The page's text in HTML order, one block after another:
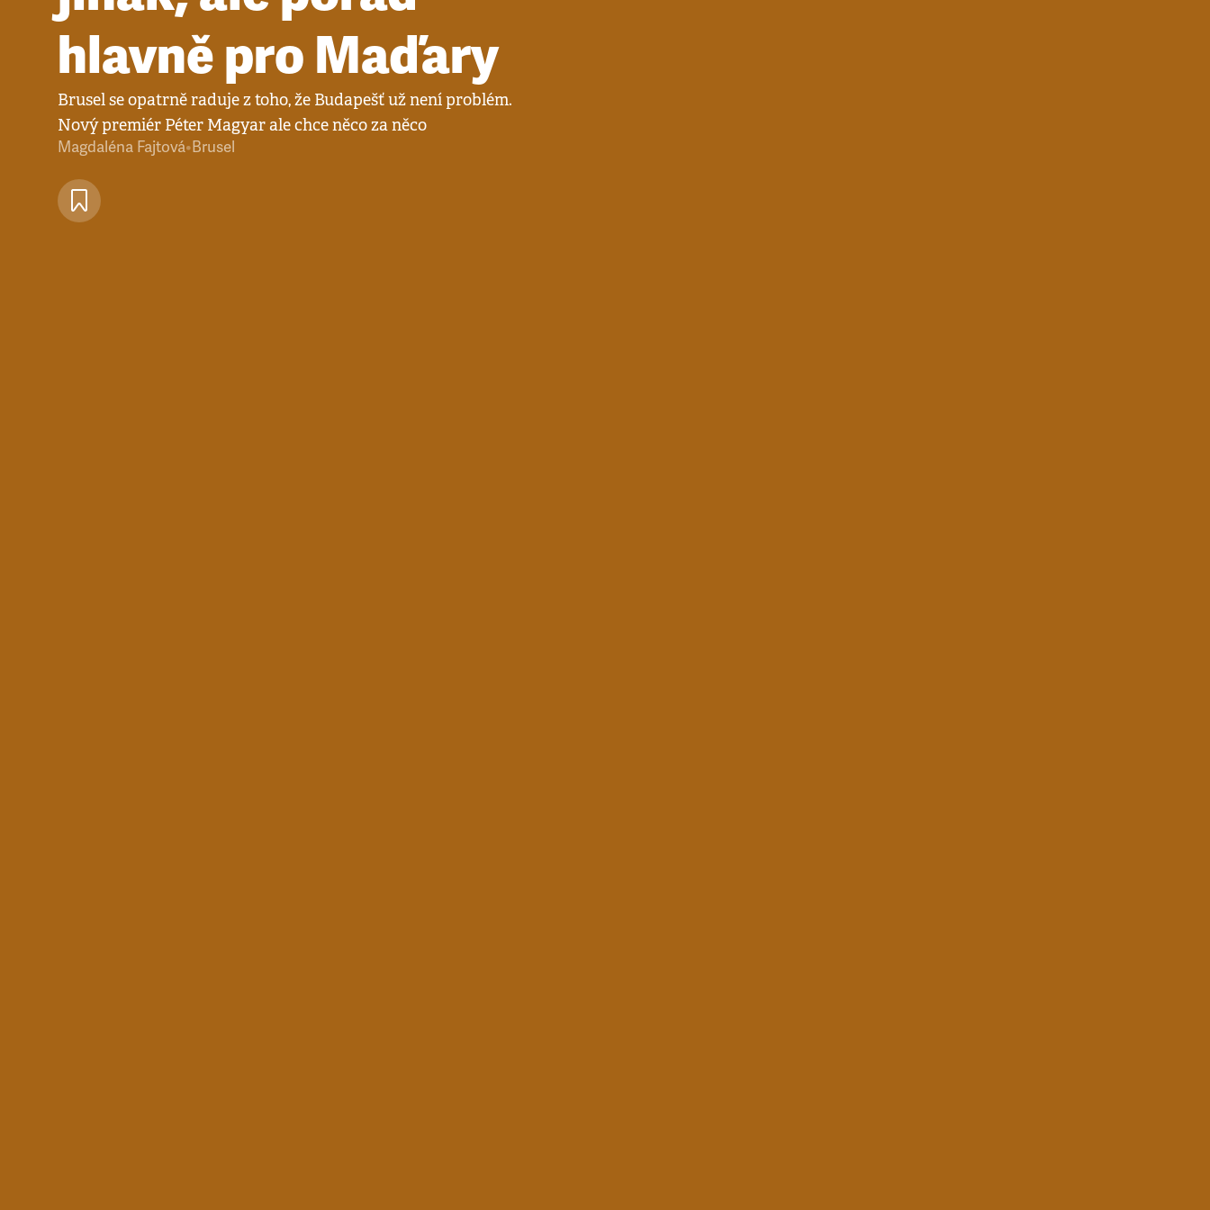
hlavně pro Maďary
Brusel se opatrně raduje z toho, že Budapešť už není problém.
Nový premiér Péter Magyar ale chce něco za něco
Magdaléna Fajtová•Brusel